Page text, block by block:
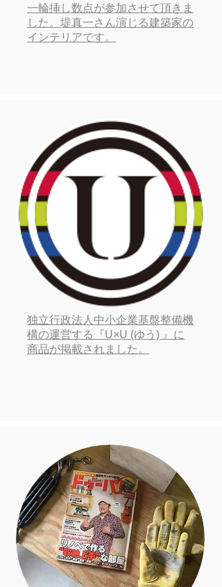
一輪挿し数点が参加させて頂きま
した。堤真一さん演じる建築家の
インテリアです。
独立行政法人中小企業基盤整備機
構の運営する『U×U (ゆう) 』に
商品が掲載されました。